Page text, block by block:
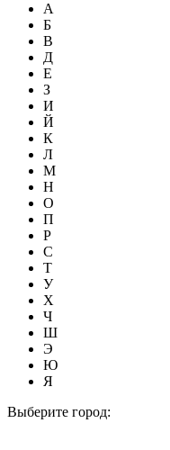
А
Б
В
Д
Е
З
И
Й
К
Л
М
Н
О
П
Р
С
Т
У
Х
Ч
Ш
Э
Ю
Я
Выберите город: